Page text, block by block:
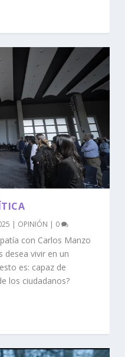
| OPINIÓN | 0
con Carlos Manzo
desea vivir en un
es: capaz de
los ciudadanos?